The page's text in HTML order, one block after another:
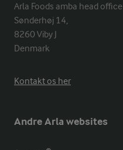
Arla Foods amba head office
Sønderhøj 14,
8260 Viby J
Denmark
Kontakt os her
Andre Arla websites